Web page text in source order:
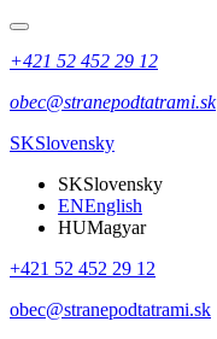
+421 52 452 29 12
obec@stranepodtatrami.sk
SKSlovensky
SKSlovensky
ENEnglish
HUMagyar
+421 52 452 29 12
obec@stranepodtatrami.sk